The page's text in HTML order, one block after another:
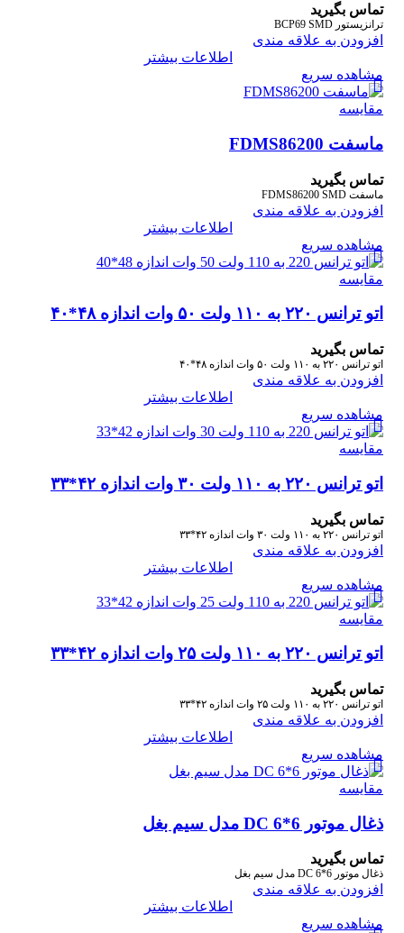
تماس بگیرید
ترانزیستور BCP69 SMD
افزودن به علاقه مندی
اطلاعات بیشتر
مشاهده سریع
مقایسه
ماسفت FDMS86200
تماس بگیرید
ماسفت FDMS86200 SMD
افزودن به علاقه مندی
اطلاعات بیشتر
مشاهده سریع
مقایسه
اتو ترانس ۲۲۰ به ۱۱۰ ولت ۵۰ وات اندازه ۴۸*۴۰
تماس بگیرید
اتو ترانس ۲۲۰ به ۱۱۰ ولت ۵۰ وات اندازه ۴۸*۴۰
افزودن به علاقه مندی
اطلاعات بیشتر
مشاهده سریع
مقایسه
اتو ترانس ۲۲۰ به ۱۱۰ ولت ۳۰ وات اندازه ۴۲*۳۳
تماس بگیرید
اتو ترانس ۲۲۰ به ۱۱۰ ولت ۳۰ وات اندازه ۴۲*۳۳
افزودن به علاقه مندی
اطلاعات بیشتر
مشاهده سریع
مقایسه
اتو ترانس ۲۲۰ به ۱۱۰ ولت ۲۵ وات اندازه ۴۲*۳۳
تماس بگیرید
اتو ترانس ۲۲۰ به ۱۱۰ ولت ۲۵ وات اندازه ۴۲*۳۳
افزودن به علاقه مندی
اطلاعات بیشتر
مشاهده سریع
مقایسه
ذغال موتور DC 6*6 مدل سیم بغل
تماس بگیرید
ذغال موتور DC 6*6 مدل سیم بغل
افزودن به علاقه مندی
اطلاعات بیشتر
مشاهده سریع